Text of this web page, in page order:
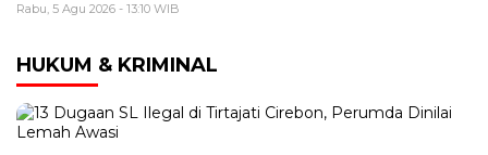
Rabu, 5 Agu 2026 - 13:10 WIB
HUKUM & KRIMINAL